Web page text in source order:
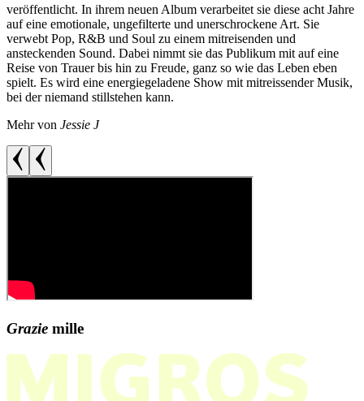
veröffentlicht. In ihrem neuen Album verarbeitet sie diese acht Jahre
auf eine emotionale, ungefilterte und unerschrockene Art. Sie
verwebt Pop, R&B und Soul zu einem mitreisenden und
ansteckenden Sound. Dabei nimmt sie das Publikum mit auf eine
Reise von Trauer bis hin zu Freude, ganz so wie das Leben eben
spielt. Es wird eine energiegeladene Show mit mitreissender Musik,
bei der niemand stillstehen kann.
Mehr von Jessie J
Grazie mille